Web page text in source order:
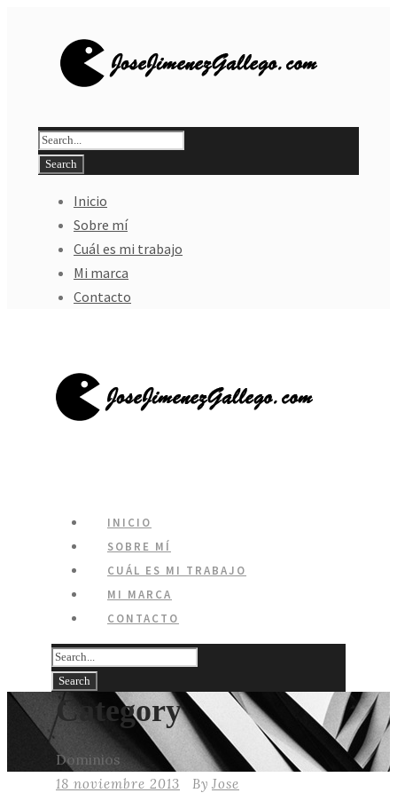
Inicio
Sobre mí
Cuál es mi trabajo
Mi marca
Contacto
INICIO
SOBRE MÍ
CUÁL ES MI TRABAJO
MI MARCA
CONTACTO
Category
Dominios
18 noviembre 2013 By Jose